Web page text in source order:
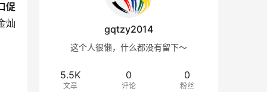
促
灿
gqtzy2014
这个人很懒，什么都没有留下～
5.5K
文章
0
评论
0
粉丝